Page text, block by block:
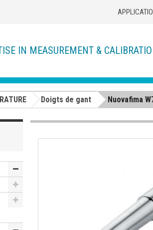
IN MEASUREMENT &
Doigts de gant Nuovafima